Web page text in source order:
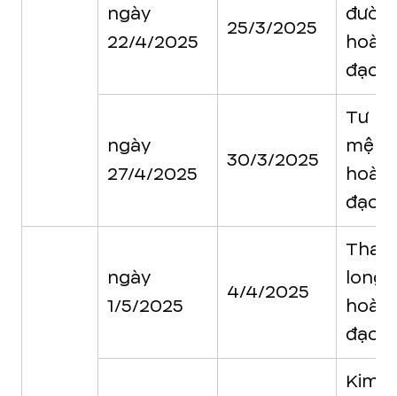
ngày
22/4/2025
25/3/2025
đạo
ngày
27/4/2025
30/3/2025
Tư
mệnh
đạo
ngày
1/5/2025
4/4/2025
long
đạo
Kim